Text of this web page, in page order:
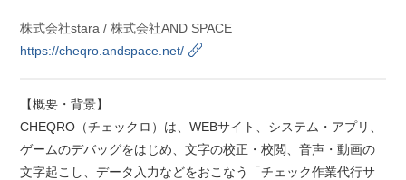
株式会社stara / 株式会社AND SPACE
https://cheqro.andspace.net/
【概要・背景】
CHEQRO（チェックロ）は、WEBサイト、システム・アプリ、
ゲームのデバッグをはじめ、文字の校正・校閲、音声・動画の
文字起こし、データ入力などをおこなう「チェック作業代行サ